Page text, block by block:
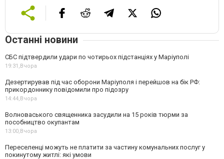
Останні новини
СБС підтвердили удари по чотирьох підстанціях у Маріуполі
19:31,Вчора
Дезертирував під час оборони Маріуполя і перейшов на бік РФ:
прикордоннику повідомили про підозру
14:44,Вчора
Волноваського священника засудили на 15 років тюрми за
пособництво окупантам
13:00,Вчора
Переселенці можуть не платити за частину комунальних послуг у
покинутому житлі: які умови